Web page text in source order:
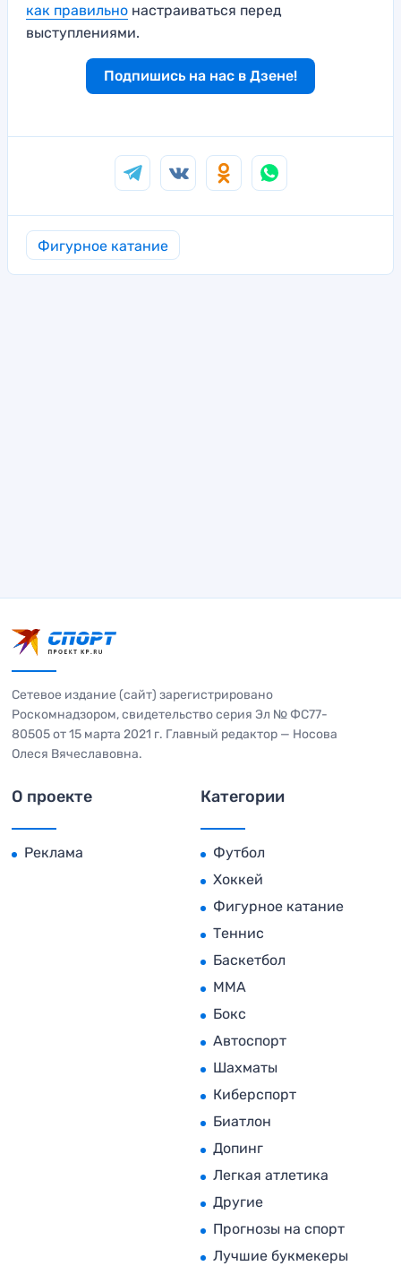
как правильно настраиваться перед
выступлениями.
Подпишись на нас в Дзене!
Фигурное катание
Сетевое издание (сайт) зарегистрировано
Роскомнадзором, свидетельство серия Эл № ФС77-
80505 от 15 марта 2021 г. Главный редактор — Носова
Олеся Вячеславовна.
О проекте
Реклама
Категории
Футбол
Хоккей
Фигурное катание
Теннис
Баскетбол
MMA
Бокс
Автоспорт
Шахматы
Киберспорт
Биатлон
Допинг
Легкая атлетика
Другие
Прогнозы на спорт
Лучшие букмекеры